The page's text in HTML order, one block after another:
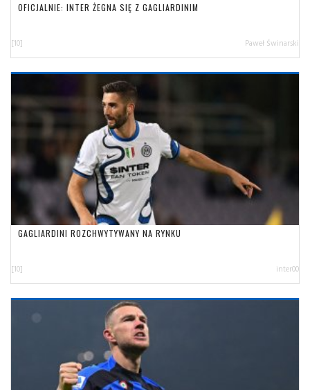
OFICJALNIE: INTER ŻEGNA SIĘ Z GAGLIARDINIM
[10] Paweł Świnarski
GAGLIARDINI ROZCHWYTYWANY NA RYNKU
[10] inter00